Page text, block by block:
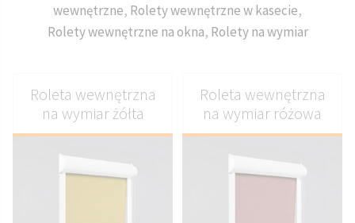
wewnętrzne, Rolety wewnętrzne w kasecie,
Rolety wewnętrzne na okna, Rolety na wymiar
Roleta wewnętrzna
na wymiar żółta
Roleta wewnętrzna
na wymiar różowa